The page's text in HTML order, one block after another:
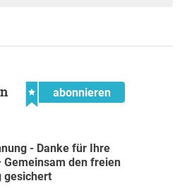
Hals-Nasen-Ohren-
Orthopädie und Traumatologie,
Dr. Michael Lindtner
abonnieren
Gemeinsam den freien
gesichert